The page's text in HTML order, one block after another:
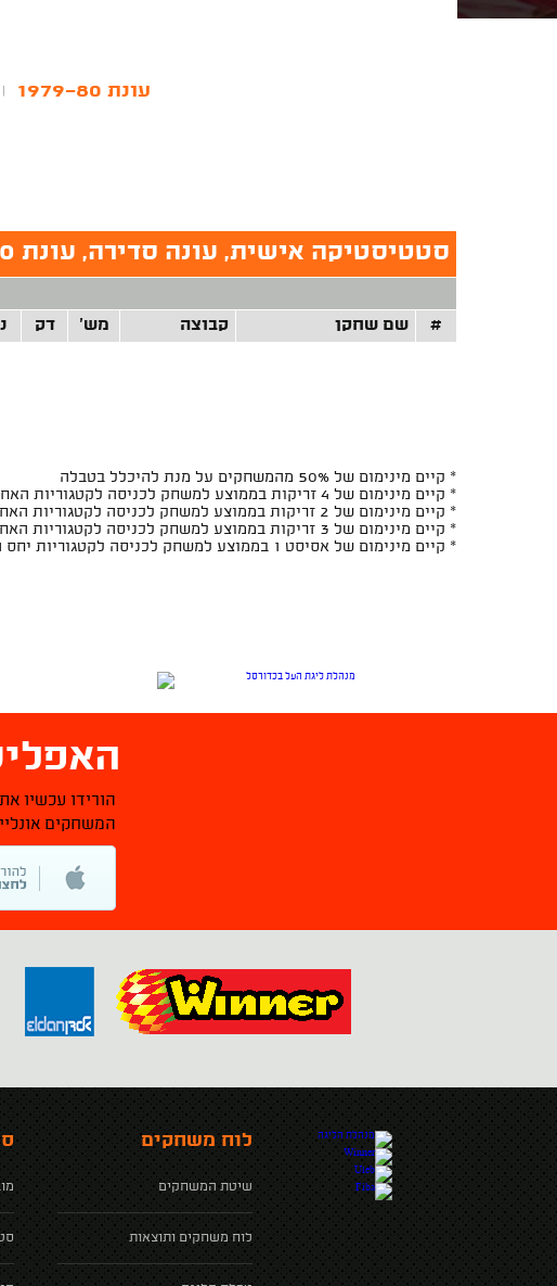
עונת 1979-80
סטטיסטיקה אישית, עונה סדירה, עונת 1979-80
#
שם שחקן קבוצה מש' דק
* קיים מינימום של 50% מהמשחקים על מנת להיכלל בטבלה
* קיים מינימום של 4 זריקות בממוצע למשחק לכניסה לקטגוריות האחוזים ל-2 ובזריקות ל-2
* קיים מינימום של 2 זריקות בממוצע למשחק לכניסה לקטגוריות האחוזים ל-3 ובזריקות ל-3
* קיים מינימום של 3 זריקות בממוצע למשחק לכניסה לקטגוריות האחוזים מהעונשין ובזריקות מהעונשין
* קיים מינימום של אסיסט 1 בממוצע למשחק לכניסה לקטגוריות יחס האסיסטים/איבודים
הורידו עכשיו
המשחקים
לוח משחקים
שיטת המשחקים
לוח משחקים ותוצאות